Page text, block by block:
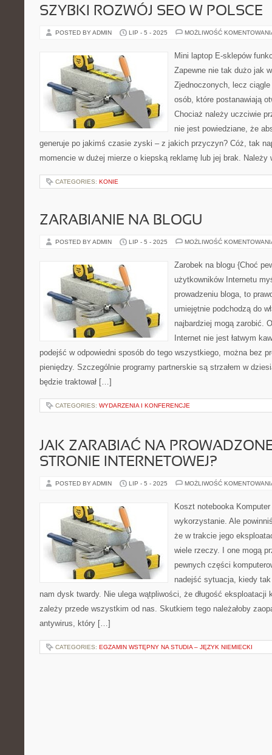
SZYBKI ROZWÓJ SEO W POLSCE
POSTED BY ADMIN LIP - 5 - 2025 MOŻLIWOŚĆ
Mini laptop E-sklepów
Zapewne nie tak dużo jak
Zjednoczonych, lecz
osób, które postanawiają
Chociaż należy uczciwie
nie jest powiedziane, że
generuje po jakimś czasie zyski – z jakich przyczyn? Cóż, tak
momencie w dużej mierze o kiepską reklamę lub jej brak.
CATEGORIES: KONIE
ZARABIANIE NA BLOGU
POSTED BY ADMIN LIP - 5 - 2025 MOŻLIWOŚĆ
Zarobek na blogu {Choć
użytkowników Internetu
prowadzeniu bloga, to
umiejętnie podchodzą do
najbardziej mogą zarobić.
Internet nie jest łatwym
podejść w odpowiedni sposób do tego wszystkiego, można bez
pieniędzy. Szczególnie programy partnerskie są strzałem w
będzie traktował […]
CATEGORIES: WYDARZENIA I KONFERENCJE
JAK ZARABIAĆ NA
STRONIE INTERNETOWEJ?
POSTED BY ADMIN LIP - 5 - 2025 MOŻLIWOŚĆ
Koszt notebooka
wykorzystanie. Ale
że w trakcie jego
wiele rzeczy. I one mogą
pewnych części
nadejść sytuacja, kiedy
nam dysk twardy. Nie ulega wątpliwości, że długość eksploatacji
zależy przede wszystkim od nas. Skutkiem tego należałoby
antywirus, który […]
CATEGORIES: EGZAMIN WSTĘPNY NA STUDIA – JĘZYK NIEMIECKI